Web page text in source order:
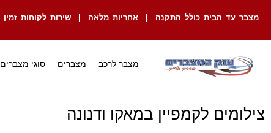
מצבר עד הבית כולל התקנה | אחריות מלאה | שירות לקוחות זמין
מצבר לרכב מצברים סוגי מצברים
צילומים לקמפיין במאקו ודנונה